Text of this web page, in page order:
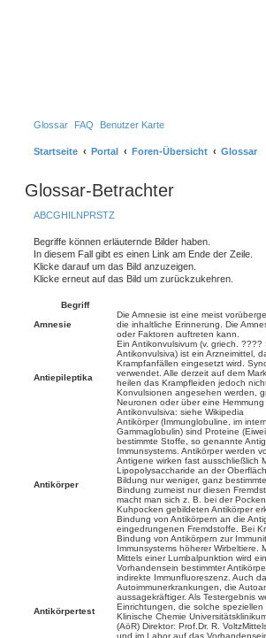
Glossar FAQ Benutzer Karte
Startseite Portal Foren-Übersicht Glossar
Glossar-Betrachter
ABCGHIL NPRSTZ
Begriffe können erläuternde Bilder haben.
In diesem Fall gibt es einen Link am Ende der Zeile.
Klicke darauf um das Bild anzuzeigen.
Klicke erneut auf das Bild um zurückzukehren.
Begriff
Amnesie
Die Amnesie ist eine meist
die inhaltliche Erinnerung. Die
oder Faktoren auftreten kann.
Antiepileptika
Ein Antikonvulsivum (v. griech.
Antikonvulsiva) ist ein Arzneimittel,
Krampfanfällen eingesetzt wird.
verwendet. Alle derzeit auf dem
heilen das Krampfleiden jedoch
Konvulsionen angesehen werden,
Neuronen oder über eine
Antikonvulsiva: siehe Wikipedia
Antikörper
Antikörper (Immunglobuline, im
Gammaglobulin) sind Proteine
bestimmte Stoffe, so genannte
Immunsystems. Antikörper werden
Antigene wirken fast ausschließlich
Lipopolysaccharide an der
Bildung nur weniger, ganz
Bindung zumeist nur diesen
macht man sich z. B. bei der
Kuhpocken gebildeten Antikörper
Bindung von Antikörpern an die
eingedrungenen Fremdstoffe. Bei
Bindung von Antikörpern zur
Immunsystems höherer Wirbeltiere.
Antikörpertest
Mittels einer Lumbalpunktion wird
Vorhandensein bestimmter
indirekte Immunfluoreszenz. Auch
Autoimmunerkrankungen, die
aussagekräftiger. Als Testergebnis
Einrichtungen, die solche
Klinische Chemie
(AöR) Direktor: Prof.Dr. R.
und im Labor auf das